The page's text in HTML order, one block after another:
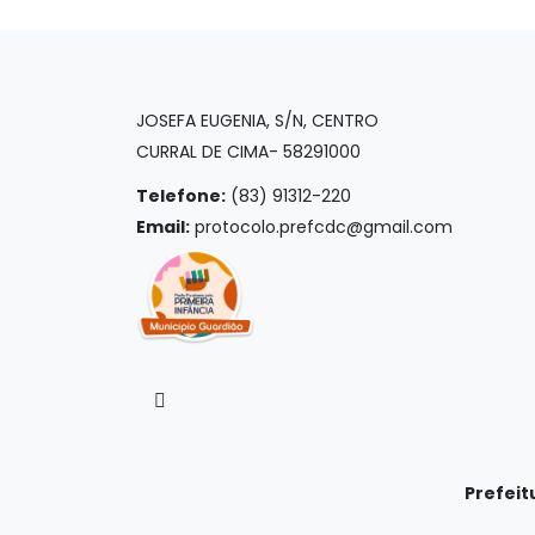
JOSEFA EUGENIA, S/N, CENTRO
CURRAL DE CIMA- 58291000
Telefone: (83) 91312-220
Email: protocolo.prefcdc@gmail.com